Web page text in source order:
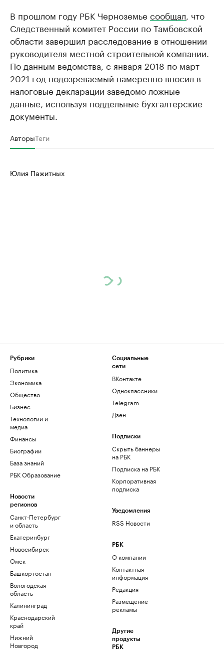
В прошлом году РБК Черноземье сообщал, что
Следственный комитет России по Тамбовской
области завершил расследование в отношении
руководителя местной строительной компании.
По данным ведомства, с января 2018 по март
2021 год подозреваемый намеренно вносил в
налоговые декларации заведомо ложные
данные, используя поддельные бухгалтерские
документы.
АвторыТеги
Юлия Пажитных
Рубрики
Политика
Экономика
Общество
Бизнес
Технологии и
медиа
Финансы
Биографии
База знаний
РБК Образование
Новости
регионов
Санкт-Петербург
и область
Екатеринбург
Новосибирск
Омск
Башкортостан
Вологодская
область
Калининград
Краснодарский
край
Нижний
Новгород
Социальные
сети
ВКонтакте
Одноклассники
Telegram
Дзен
Подписки
Скрыть баннеры
на РБК
Подписка на РБК
Корпоративная
подписка
Уведомления
RSS Новости
РБК
О компании
Контактная
информация
Редакция
Размещение
рекламы
Другие
продукты
РБК